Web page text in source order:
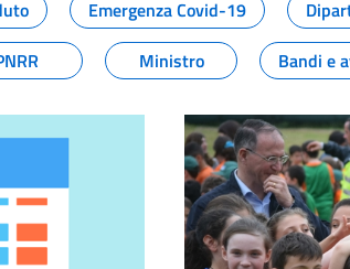
Emergenza Covid-19
Ministro Bandi e